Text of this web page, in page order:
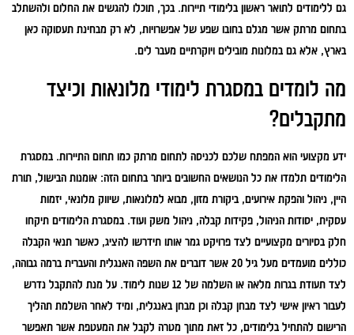
גם ללימודים לתואר ראשון בלימודי תיירות. בכך, תוכלו להגשים את החלום ולהשתלב
בתחום מרתק אשר מגלם בחובו שפע של אפשרויות, לא רק מבחינת תעסוקה כאן
בארץ, אלא גם במלונות מובילים ויוקרתיים מעבר לים.
מה לומדים במסגרת לימודי מלונאות וכיצד
מתקבלים?
ידע מקצועי הוא המפתח שלכם לכניסה לתחום מרתק כמו תחום התיירות. במסגרת
הלימודים תלמדו את כל הנושאים החשובים ביותר בתחום הזה: אומנות הבישול, תורת
היין, ניהול והפקת אירועים, ביקורת מזון, מבוא למלונאות, שיווק מלונאי, יזמות
עסקית, יסודות הניהול, פקידות קבלה, ניהול משק ועוד. במסגרת הלימודים תיקחו
חלק בסיורים מקצועיים לצד פרויקט גמר אותו תידרשו להציג, כאשר תנאי הקבלה
כוללים מועמדים מעל גיל 20 אשר דוברים את השפה האנגלית והעברית ברמה גבוהה,
לצד תעודת בגרות מלאה או השלמה של 12 שנות לימוד. על מנת להתקבל נדרש
לעבור ראיון אישי לצד מבחן קבלה וכן מבחן באנגלית, ומיד לאחר השלמת תהליך
הרישום להתחיל בלימודים, כל זאת מתוך מטרה לקבל את המעטפת אשר תאפשר